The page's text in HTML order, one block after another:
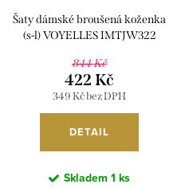
Šaty dámské broušená koženka
(s-l) VOYELLES IMTJW322
844 Kč
349 Kč bez DPH
422 Kč
DETAIL
Skladem 1 ks